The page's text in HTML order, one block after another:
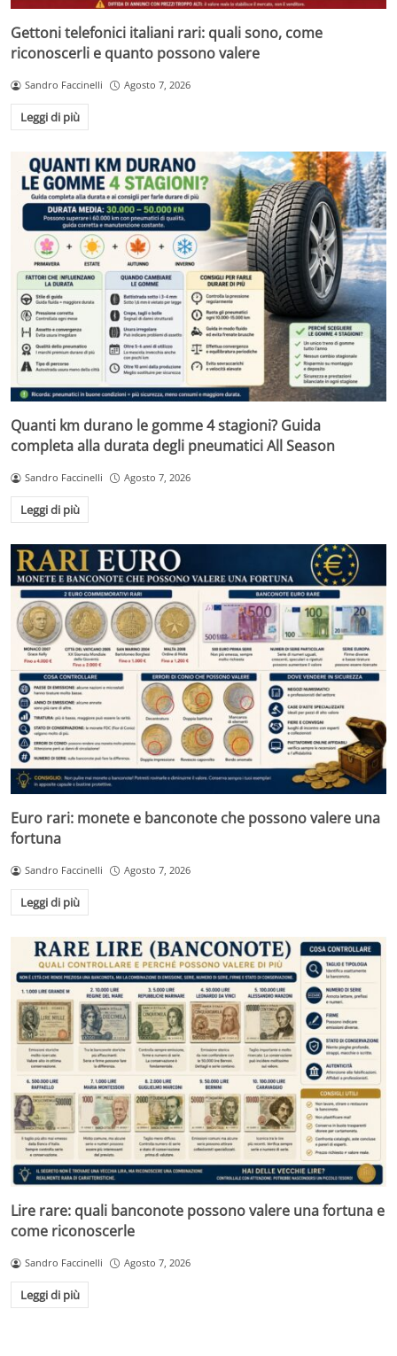
Gettoni telefonici italiani rari: quali sono, come
riconoscerli e quanto possono valere
Sandro Faccinelli Agosto 7, 2026
Leggi di più
Quanti km durano le gomme 4 stagioni? Guida
completa alla durata degli pneumatici All Season
Sandro Faccinelli Agosto 7, 2026
Leggi di più
Euro rari: monete e banconote che possono valere una
fortuna
Sandro Faccinelli Agosto 7, 2026
Leggi di più
Lire rare: quali banconote possono valere una fortuna e
come riconoscerle
Sandro Faccinelli Agosto 7, 2026
Leggi di più